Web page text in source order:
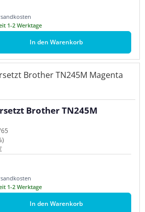
1-2 Werktage
In den Warenkorb
Brother TN245M
1-2 Werktage
In den Warenkorb